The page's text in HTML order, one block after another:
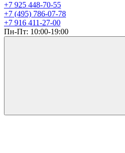
+7 925 448-70-55
+7 (495) 786-07-78
+7 916 411-27-00
Пн-Пт: 10:00-19:00